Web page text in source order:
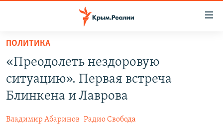
Вернуться
основному
содержанию
Вернутся
главной
навигации
СПЕЦПРОЕКТЫ
11 ЛЕТ ОККУПАЦИИ КРЫМА. 11 ИСТОРИЙ СОПРОТИВЛЕНИЯ
ВОДА
ЕЩЕ
ПОЛИТИКА
«Преодолеть нездоровую
ситуацию». Первая встреча
Блинкена и Лаврова
Владимир Абаринов Радио Свобода